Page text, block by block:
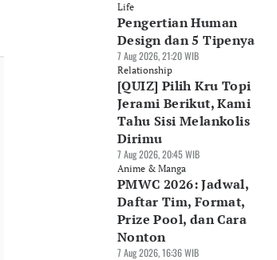
Life
Pengertian Human
Design dan 5 Tipenya
7 Aug 2026, 21:20 WIB
Relationship
[QUIZ] Pilih Kru Topi
Jerami Berikut, Kami
Tahu Sisi Melankolis
Dirimu
7 Aug 2026, 20:45 WIB
Anime & Manga
PMWC 2026: Jadwal,
Daftar Tim, Format,
Prize Pool, dan Cara
Nonton
7 Aug 2026, 16:36 WIB